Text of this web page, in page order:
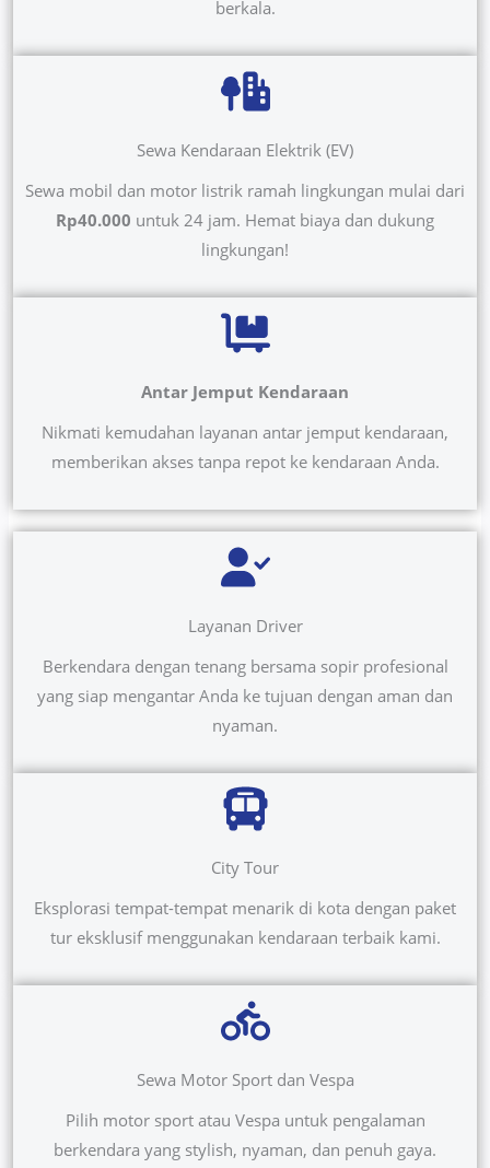
berkala.
Sewa Kendaraan Elektrik (EV)
Sewa mobil dan motor listrik ramah lingkungan mulai dari
Rp40.000 untuk 24 jam. Hemat biaya dan dukung
lingkungan!
Antar Jemput Kendaraan
Nikmati kemudahan layanan antar jemput kendaraan,
memberikan akses tanpa repot ke kendaraan Anda.
Layanan Driver
Berkendara dengan tenang bersama sopir profesional
yang siap mengantar Anda ke tujuan dengan aman dan
nyaman.
City Tour
Eksplorasi tempat-tempat menarik di kota dengan paket
tur eksklusif menggunakan kendaraan terbaik kami.
Sewa Motor Sport dan Vespa
Pilih motor sport atau Vespa untuk pengalaman
berkendara yang stylish, nyaman, dan penuh gaya.